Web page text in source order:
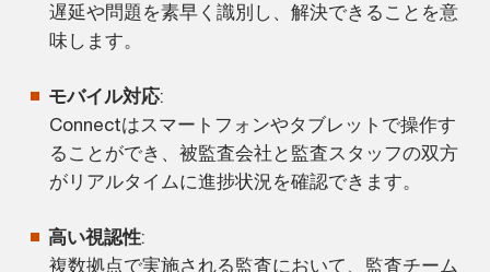
遅延や問題を素早く識別し、解決できることを意
味します。
モバイル対応:
Connectはスマートフォンやタブレットで操作す
ることができ、被監査会社と監査スタッフの双方
がリアルタイムに進捗状況を確認できます。
高い視認性:
複数拠点で実施される監査において、監査チーム